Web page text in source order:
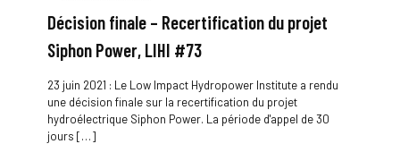
Décision finale – Recertification du projet
Siphon Power, LIHI #73
23 juin 2021 : Le Low Impact Hydropower Institute a rendu
une décision finale sur la recertification du projet
hydroélectrique Siphon Power. La période d'appel de 30
jours […]